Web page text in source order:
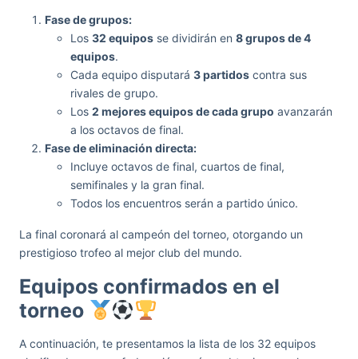
Fase de grupos:
Los 32 equipos se dividirán en 8 grupos de 4
equipos.
Cada equipo disputará 3 partidos contra sus
rivales de grupo.
Los 2 mejores equipos de cada grupo avanzarán
a los octavos de final.
Fase de eliminación directa:
Incluye octavos de final, cuartos de final,
semifinales y la gran final.
Todos los encuentros serán a partido único.
La final coronará al campeón del torneo, otorgando un
prestigioso trofeo al mejor club del mundo.
Equipos confirmados en el
torneo
A continuación, te presentamos la lista de los 32 equipos